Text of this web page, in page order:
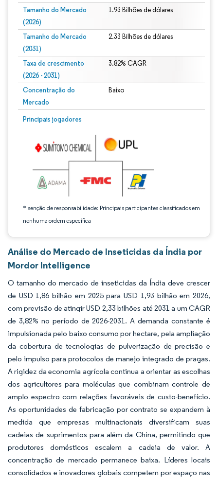
Tamanho do Mercado
(2026)
1.93 Bilhões de dólares
Tamanho do Mercado
(2031)
2.33 Bilhões de dólares
Taxa de crescimento
(2026 - 2031)
3.82% CAGR
Concentração do
Mercado
Baixo
Principais jogadores
*Isenção de responsabilidade: Principais participantes classificados em
nenhuma ordem específica
Imagem © Mordor Intelligence. O reuso requer atribuição conforme CC BY 4.0.
Análise do Mercado de Inseticidas da Índia por
Mordor Intelligence
O tamanho do mercado de inseticidas da Índia deve crescer
de USD 1,86 bilhão em 2025 para USD 1,93 bilhão em 2026,
com previsão de atingir USD 2,33 bilhões até 2031 a um CAGR
de 3,82% no período de 2026-2031. A demanda constante é
impulsionada pelo baixo consumo por hectare, pela ampliação
da cobertura de tecnologias de pulverização de precisão e
pelo impulso para protocolos de manejo integrado de pragas.
A rigidez da economia agrícola continua a orientar as escolhas
dos agricultores para moléculas que combinam controle de
amplo espectro com relações favoráveis de custo-benefício.
As oportunidades de fabricação por contrato se expandem à
medida que empresas multinacionais diversificam suas
cadeias de suprimentos para além da China, permitindo que
produtores domésticos escalem a cadeia de valor. A
concentração de mercado permanece baixa. Líderes locais
consolidados e inovadores globais competem por espaço nas